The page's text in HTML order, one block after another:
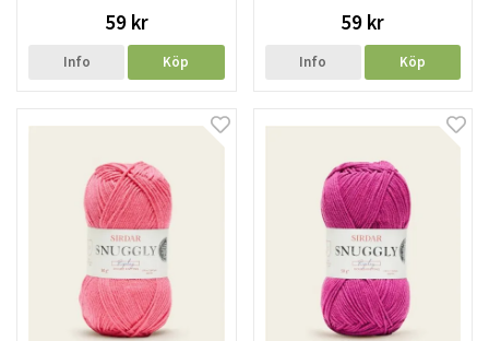
59 kr
Info Köp
59 kr
Info Köp